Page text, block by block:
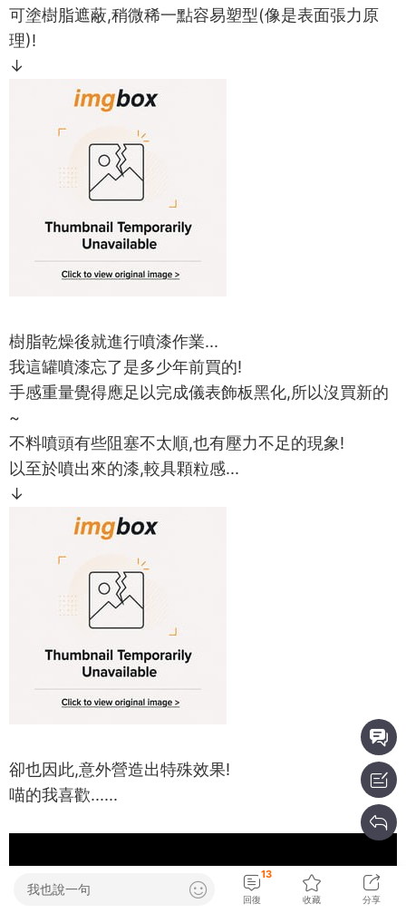
可塗樹脂遮蔽,稍微稀一點容易塑型(像是表面張力原
理)!
↓
樹脂乾燥後就進行噴漆作業...
我這罐噴漆忘了是多少年前買的!
手感重量覺得應足以完成儀表飾板黑化,所以沒買新的
~
不料噴頭有些阻塞不太順,也有壓力不足的現象!
以至於噴出來的漆,較具顆粒感...
↓
卻也因此,意外營造出特殊效果!
喵的我喜歡......
我也說一句
回復
13
收藏 分享